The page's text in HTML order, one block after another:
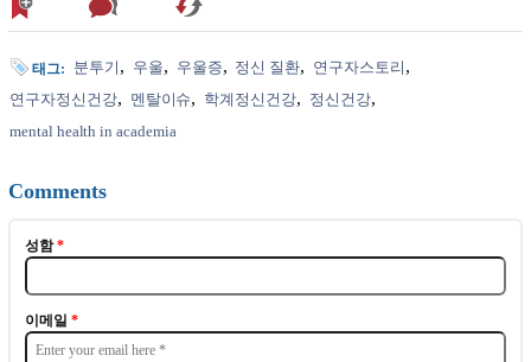
태그: 분투기 우울 우울증 정신 질환
연구자스토리
연구자정신건강
멘탈이슈 학계정신건강
정신건강
mental health in academia
Comments
성함*
이메일 *